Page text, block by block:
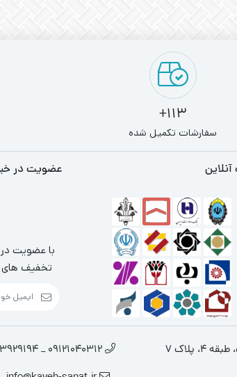
113+
سفارشات تکمیل شده
عضویت در
با عضویت در
تخفیف های
پلاک 7
09121040312 _ 021-33929194 _ 021-36615383